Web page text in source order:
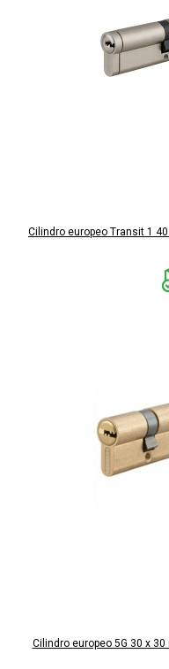
Cilindro europeo Transit 1
Cilindro europeo 5G 30 x